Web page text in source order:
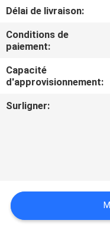
CONTACTEZ-
NOUS
NOUVELLES
CITATION
Délai de livraison:
Conditions de
paiement:
Capacité
d'approvisionnement:
Surligner: